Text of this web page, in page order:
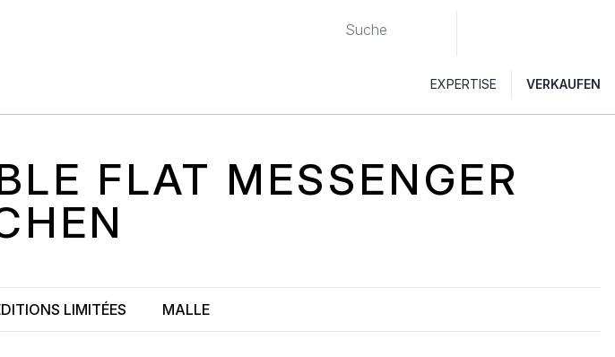
EXPERTISE VERKAUFEN
FLAT MESSENGER
LIMITÉES MALLE